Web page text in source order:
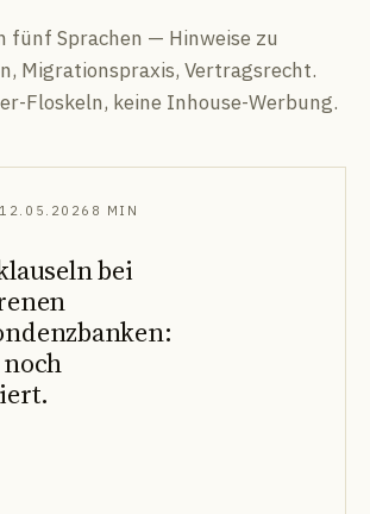
fünf Sprachen — Hinweise zu
Migrationspraxis, Vertragsrecht.
Floskeln, keine Inhouse-Werbung.
12.05.2026 8 MIN
bei
noch